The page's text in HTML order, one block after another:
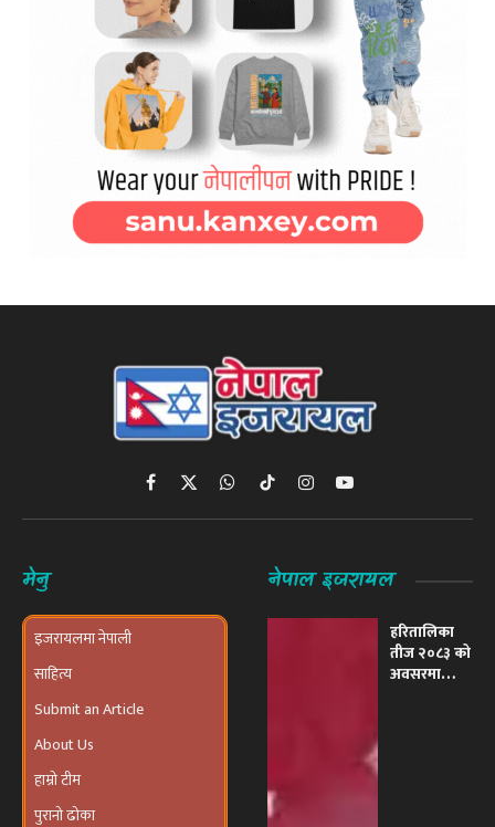
Facebook
X
(Twitter)
WhatsAppTikTokInstagramYouTube
मेनु
इजरायलमा नेपाली
नेपाल इजरायल
तीज २०८३ को
अवसरमा
इजरायलमा